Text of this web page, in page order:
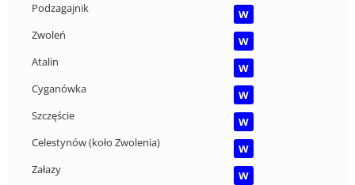
Podzagajnik
W
Zwoleń
W
Atalin
W
Cyganówka
W
Szczęście
W
Celestynów (koło Zwolenia)
W
Załazy
W